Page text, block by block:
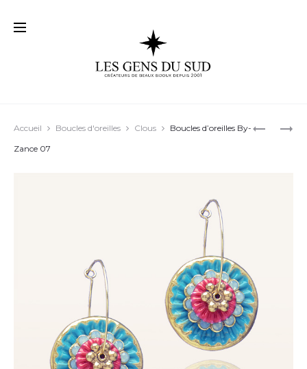
BOUCLES
BOUCLES
Accueil Boucles d'oreilles Clous
Boucles d’oreilles By-
Zance 07